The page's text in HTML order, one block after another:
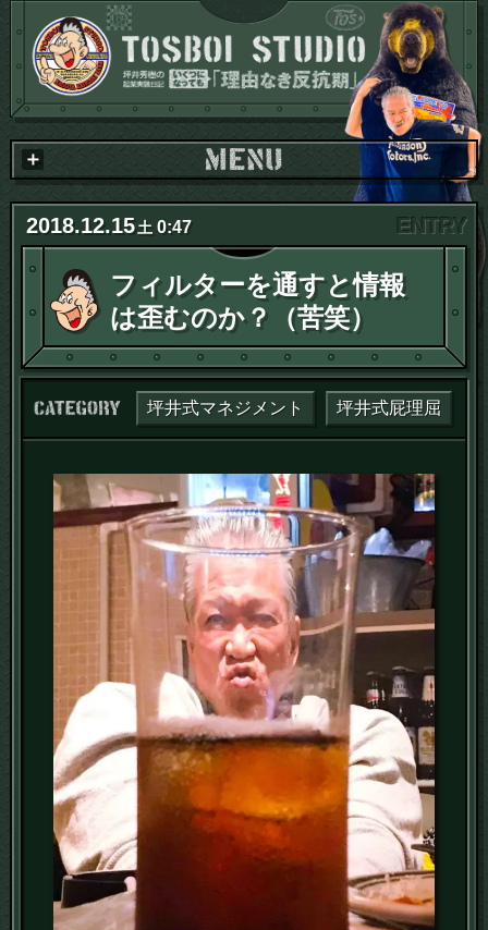
2018.12.15土 0:47
フィルターを通すと情報
は歪むのか？（苦笑）
カテゴリー：
坪井式マネジメント 坪井式屁理屈